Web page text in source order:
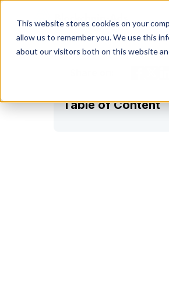
This website stores cookies on your
allow us to remember you. We use this
about our visitors both on this website
Table of Content